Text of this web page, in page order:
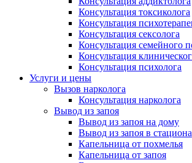
Консультация токсиколога
Консультация
Консультация сексолога
Консультация семейного
Консультация
Консультация психолога
Услуги и цены
Вызов нарколога
Консультация нарколога
Вывод из запоя
Вывод из запоя на дому
Вывод из запоя в
Капельница от похмелья
Капельница от запоя